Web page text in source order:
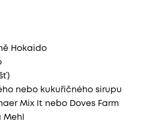
Hokaido
nebo kukuřičného sirupu
Mix It nebo Doves Farm